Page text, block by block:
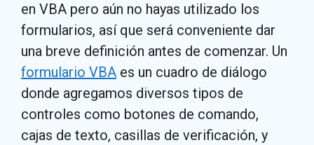
en VBA pero aún no hayas utilizado los
formularios, así que será conveniente dar
una breve definición antes de comenzar. Un
formulario VBA es un cuadro de diálogo
donde agregamos diversos tipos de
controles como botones de comando,
cajas de texto, casillas de verificación, y